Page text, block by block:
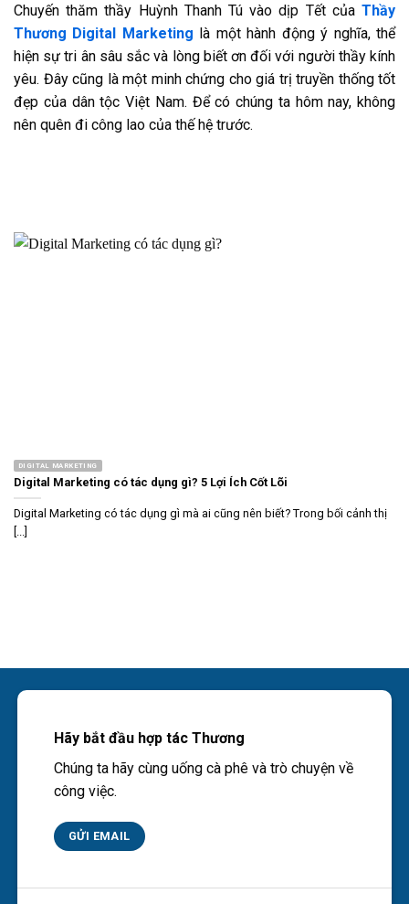
Chuyến thăm thầy Huỳnh Thanh Tú vào dịp Tết của Thầy
Thương Digital Marketing là một hành động ý nghĩa, thể
hiện sự tri ân sâu sắc và lòng biết ơn đối với người thầy kính
yêu. Đây cũng là một minh chứng cho giá trị truyền thống tốt
đẹp của dân tộc Việt Nam. Để có chúng ta hôm nay, không
nên quên đi công lao của thế hệ trước.
DIGITAL MARKETING
Digital Marketing có tác dụng gì? 5 Lợi Ích Cốt Lõi
Digital Marketing có tác dụng gì mà ai cũng nên biết? Trong bối cảnh thị
[...]
Hãy bắt đầu hợp tác Thương
Chúng ta hãy cùng uống cà phê và trò chuyện về
công việc.
GỬI EMAIL